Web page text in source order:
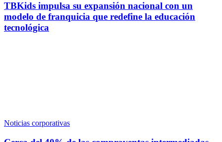
TBKids impulsa su expansión nacional con un
modelo de franquicia que redefine la educación
tecnológica
Noticias corporativas